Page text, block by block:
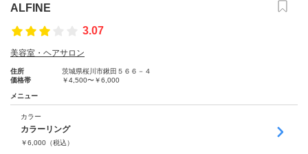
ALFINE
3.07
美容室・ヘアサロン
住所
茨城県桜川市鍬田５６６－４
価格帯
￥4,500〜￥6,000
メニュー
カラー
カラーリング
￥6,000 （税込）